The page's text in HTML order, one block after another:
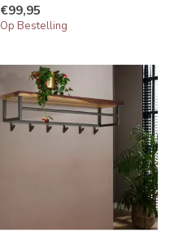
€99,95
Op Bestelling